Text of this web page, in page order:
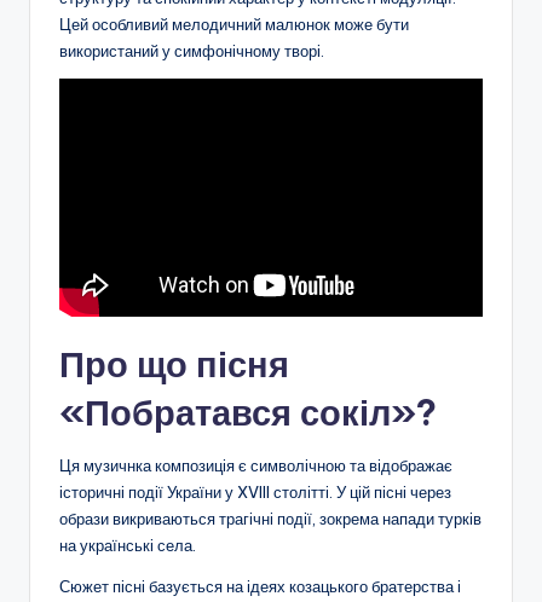
Цей особливий мелодичний малюнок може бути
використаний у симфонічному творі.
Про що пісня
«Побратався сокіл»?
Ця музичнка композиція є символічною та відображає
історичні події України у XVIII столітті. У цій пісні через
образи викриваються трагічні події, зокрема напади турків
на українські села.
Сюжет пісні базується на ідеях козацького братерства і